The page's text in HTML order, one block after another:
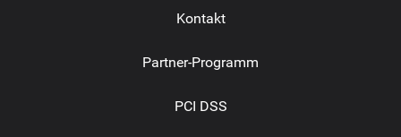
Kontakt
Partner-Programm
PCI DSS